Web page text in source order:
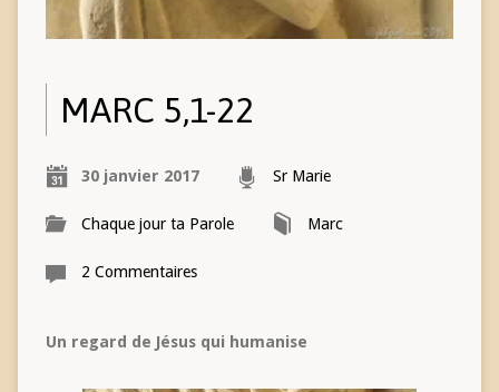
MARC 5,1-22
30 janvier 2017 Sr Marie
Chaque jour ta Parole Marc
2 Commentaires
Un regard de Jésus qui humanise